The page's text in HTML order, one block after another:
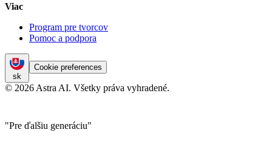
Viac
Program pre tvorcov
Pomoc a podpora
sk
Cookie preferences
© 2026 Astra AI. Všetky práva vyhradené.
"Pre ďalšiu generáciu"